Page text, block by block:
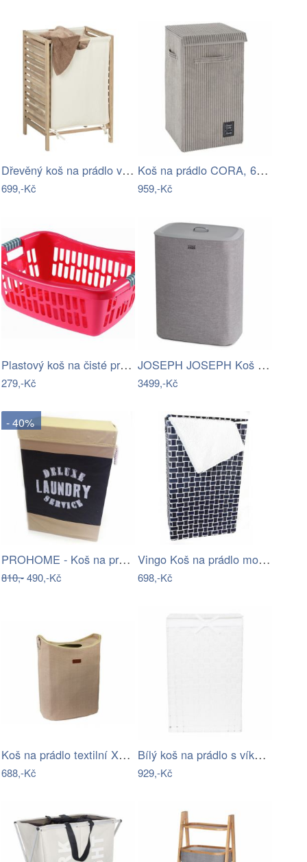
Dřevěný koš na prádlo v přírodní barvě…
699,-Kč
Koš na prádlo CORA, 63 L, šedý , WENKO
959,-Kč
Plastový koš na čisté prádlo HEIDRUN…
279,-Kč
JOSEPH JOSEPH Koš na prádlo Tota 90 L,…
3499,-Kč
- 40%
PROHOME - Koš na prádlo Laundry
810,-490,-Kč
Vingo Koš na prádlo modro-bílý Rozměry …
698,-Kč
Koš na prádlo textilní X1378
688,-Kč
Bílý koš na prádlo s víkem Compactor…
929,-Kč